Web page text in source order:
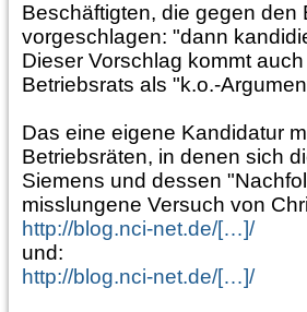
Beschäftigten, die gegen den
vorgeschlagen: "dann
Dieser Vorschlag kommt
Betriebsrats als "k.o.-
Das eine eigene Kandidatur
Betriebsräten, in denen sich
Siemens und dessen
misslungene Versuch von
http://blog.nci-net.de/[…]/
und:
http://blog.nci-net.de/[…]/